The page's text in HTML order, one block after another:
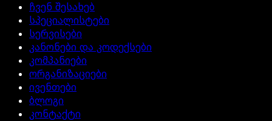
ჩვენ შესახებ
სპეციალისტები
სერვისები
კანონები და კოდექსები
კომპანიები
ორგანიზაციები
ივენთები
ბლოგი
კონტაქტი